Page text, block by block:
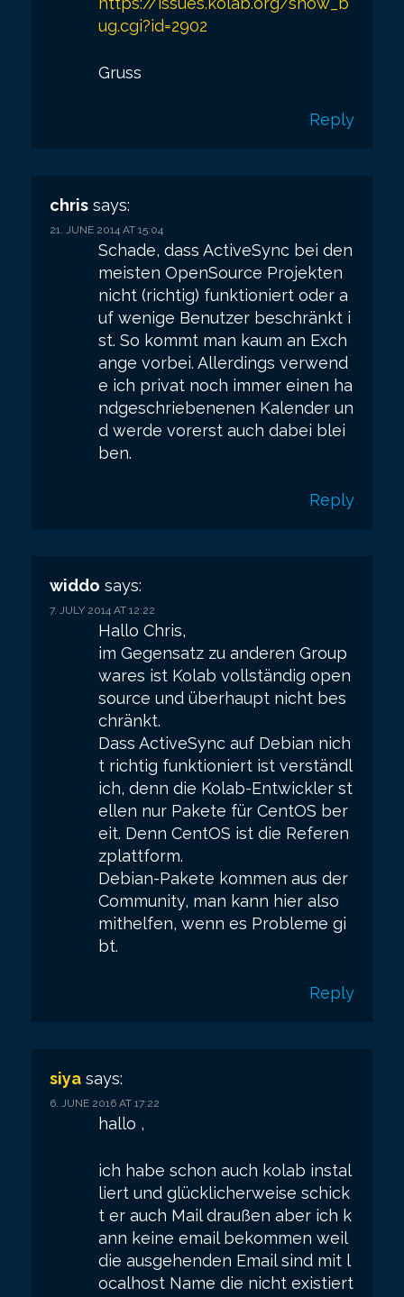
ug.cgi?id=2902
Gruss
Reply
chris says:
21. JUNE 2014 AT 15:04
Schade, dass ActiveSync bei den
meisten OpenSource Projekten
nicht (richtig) funktioniert oder a
uf wenige Benutzer beschränkt i
st. So kommt man kaum an Exch
ange vorbei. Allerdings verwend
e ich privat noch immer einen ha
ndgeschriebenenen Kalender un
d werde vorerst auch dabei blei
ben.
Reply
widdo says:
7. JULY 2014 AT 12:22
Hallo Chris,
im Gegensatz zu anderen Group
wares ist Kolab vollständig open
source und überhaupt nicht bes
chränkt.
Dass ActiveSync auf Debian nich
t richtig funktioniert ist verständl
ich, denn die Kolab-Entwickler st
ellen nur Pakete für CentOS ber
eit. Denn CentOS ist die Referen
zplattform.
Debian-Pakete kommen aus der
Community, man kann hier also
mithelfen, wenn es Probleme gi
bt.
Reply
siya says:
6. JUNE 2016 AT 17:22
hallo ,
ich habe schon auch kolab instal
liert und glücklicherweise schick
t er auch Mail draußen aber ich k
ann keine email bekommen weil
die ausgehenden Email sind mit l
ocalhost Name die nicht existiert